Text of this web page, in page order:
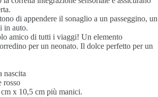
di appendere il sonaglio a un passeggino, un
in auto.
amico di tutti i viaggi! Un elemento
per un neonato. Il dolce perfetto per un
nascita
rosso
x 10,5 cm più manici.